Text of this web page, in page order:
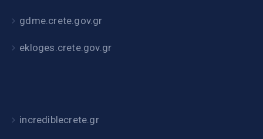
gdme.crete.gov.gr
ekloges.crete.gov.gr
incrediblecrete.gr